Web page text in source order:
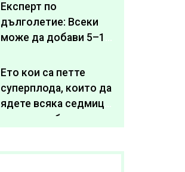
Експерт по
дълголетие: Всеки
може да добави 5–10
живота си
Ето кои са петте
суперплода, които да
ядете всяка седмица,
за да подобрите